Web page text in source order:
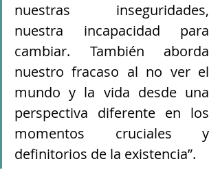
nuestras inseguridades,
nuestra incapacidad para
cambiar. También aborda
nuestro fracaso al no ver el
mundo y la vida desde una
perspectiva diferente en los
momentos cruciales y
definitorios de la existencia”.